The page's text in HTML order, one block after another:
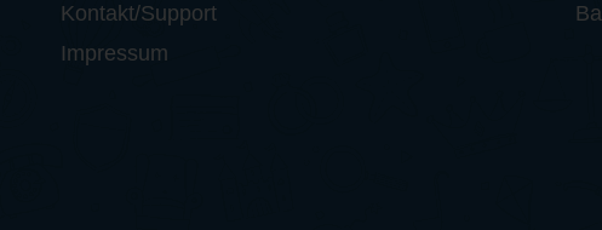
Kontakt/Support
Impressum